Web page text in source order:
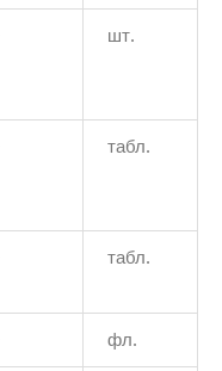
шт.
табл.
табл.
фл.